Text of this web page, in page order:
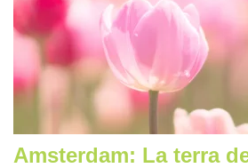
Amsterdam: La terra